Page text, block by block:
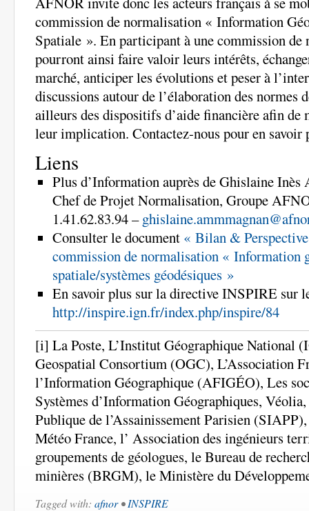
commission de normalisation « Information
Spatiale ». En participant à une commission
pourront ainsi faire valoir leurs intérêts,
marché, anticiper les évolutions et peser à
discussions autour de l’élaboration des normes
ailleurs des dispositifs d’aide financière afin de
leur implication. Contactez-nous pour en savoir
Liens
Plus d’Information auprès de Ghislaine
Chef de Projet Normalisation, Groupe
1.41.62.83.94 –
Consulter le document « Bilan &
commission de normalisation « Information
spatiale/systèmes géodésiques »
En savoir plus sur la directive INSPIRE sur
http://inspire.ign.fr/index.php/inspire/84
[i] La Poste, L’Institut Géographique National
Geospatial Consortium (OGC), L’Association
l’Information Géographique (AFIGÉO), Les
Systèmes d’Information Géographiques,
Publique de l’Assainissement Parisien
Météo France, l’ Association des ingénieurs
groupements de géologues, le Bureau de
minières (BRGM), le Ministère du
Tagged with: afnor•INSPIRE